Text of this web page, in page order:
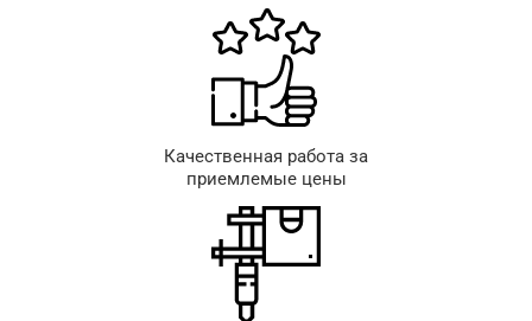
Качественная работа за
приемлемые цены